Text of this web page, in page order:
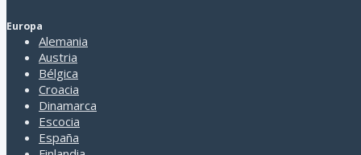
Europa
Alemania
Austria
Bélgica
Croacia
Dinamarca
Escocia
España